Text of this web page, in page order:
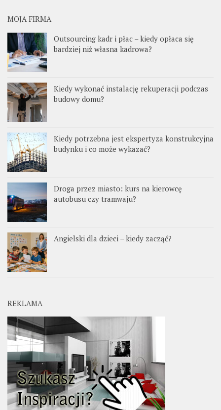
MOJA FIRMA
Outsourcing kadr i płac – kiedy opłaca się
bardziej niż własna kadrowa?
Kiedy wykonać instalację rekuperacji podczas
budowy domu?
Kiedy potrzebna jest ekspertyza konstrukcyjna
budynku i co może wykazać?
Droga przez miasto: kurs na kierowcę
autobusu czy tramwaju?
Angielski dla dzieci – kiedy zacząć?
REKLAMA